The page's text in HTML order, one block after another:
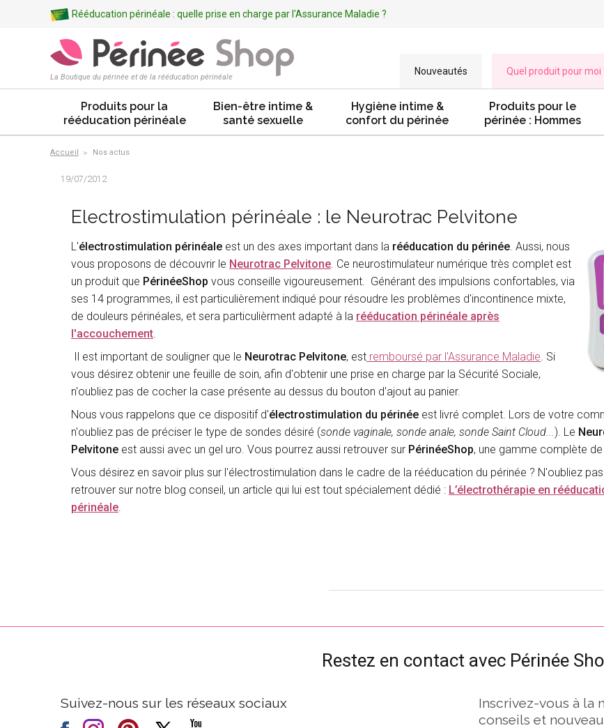
Rééducation périnéale : quelle prise en charge par l'Assurance Maladie ?
La Boutique du périnée et de la rééducation périnéale
Nouveautés Quel produit pour moi
Produits pour la
rééducation périnéale
Bien-être intime &
santé sexuelle
Hygiène intime &
confort du périnée
Produits pour le
périnée : Hommes
Accueil Nos actus
19/07/2012
Electrostimulation périnéale : le Neurotrac Pelvitone
L'électrostimulation périnéale est un des axes important dans la rééducation du périnée. Aussi, nous
vous proposons de découvrir le Neurotrac Pelvitone. Ce neurostimulateur numérique très complet est
un produit que PérinéeShop vous conseille vigoureusement. Générant des impulsions confortables, via
ses 14 programmes, il est particulièrement indiqué pour résoudre les problèmes d'incontinence mixte,
de douleurs périnéales, et sera particulièrment adapté à la rééducation périnéale après
l'accouchement.
Il est important de souligner que le Neurotrac Pelvitone, est remboursé par l'Assurance Maladie. Si
vous désirez obtenir une feuille de soin, afin d'obtenir une prise en charge par la Sécurité Sociale,
n'oubliez pas de cocher la case présente au dessus du bouton d'ajout au panier.
Nous vous rappelons que ce dispositif d'électrostimulation du périnée est livré complet. Lors de votre
n'oubliez pas de préciser le type de sondes désiré (sonde vaginale, sonde anale, sonde Saint Cloud...). Le
Pelvitone est aussi avec un gel uro. Vous pourrez aussi retrouver sur PérinéeShop, une gamme complète de
Vous désirez en savoir plus sur l'électrostimulation dans le cadre de la rééducation du périnée ? N'oubliez
retrouver sur notre blog conseil, un article qui lui est tout spécialement dédié : L’électrothérapie en
périnéale.
Restez en contact avec Périnée
Suivez-nous sur les réseaux sociaux
Inscrivez-vous à la
conseils et